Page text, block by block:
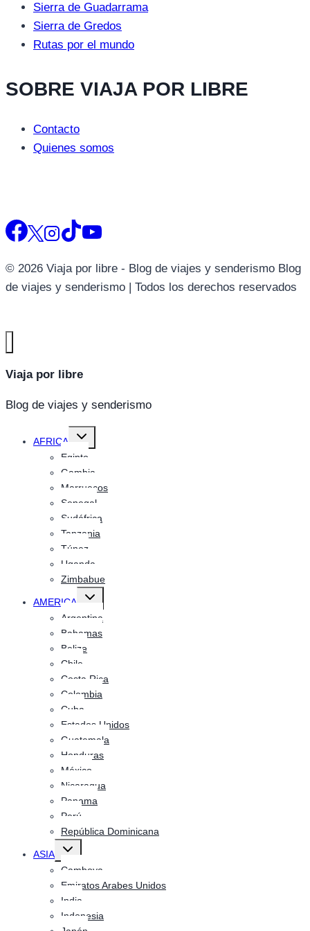
Sierra de Guadarrama
Sierra de Gredos
Rutas por el mundo
SOBRE VIAJA POR LIBRE
Contacto
Quienes somos
© 2026 Viaja por libre - Blog de viajes y senderismo Blog
de viajes y senderismo | Todos los derechos reservados
Viaja por libre
Blog de viajes y senderismo
AFRICA
Alternar
hijo
Egipto
Gambia
Marruecos
Senegal
Sudáfrica
Tanzania
Túnez
Uganda
Zimbabue
AMERICA
Alternar
menú
hijo
Argentina
Bahamas
Belize
Chile
Costa Rica
Colombia
Cuba
Estados Unidos
Guatemala
Honduras
México
Nicaragua
Panama
Perú
República Dominicana
ASIA
Alternar
menú
hijo
Camboya
Emiratos Arabes Unidos
India
Indonesia